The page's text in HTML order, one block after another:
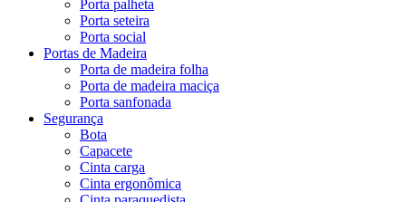
Porta palheta
Porta seteira
Porta social
Portas de Madeira
Porta de madeira folha
Porta de madeira maciça
Porta sanfonada
Segurança
Bota
Capacete
Cinta carga
Cinta ergonômica